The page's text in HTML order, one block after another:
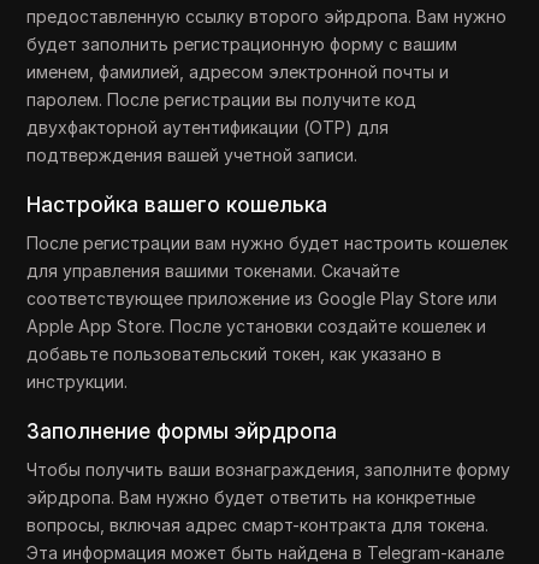
предоставленную ссылку второго эйрдропа. Вам нужно
будет заполнить регистрационную форму с вашим
именем, фамилией, адресом электронной почты и
паролем. После регистрации вы получите код
двухфакторной аутентификации (OTP) для
подтверждения вашей учетной записи.
Настройка вашего кошелька
После регистрации вам нужно будет настроить кошелек
для управления вашими токенами. Скачайте
соответствующее приложение из Google Play Store или
Apple App Store. После установки создайте кошелек и
добавьте пользовательский токен, как указано в
инструкции.
Заполнение формы эйрдропа
Чтобы получить ваши вознаграждения, заполните форму
эйрдропа. Вам нужно будет ответить на конкретные
вопросы, включая адрес смарт-контракта для токена.
Эта информация может быть найдена в Telegram-канале